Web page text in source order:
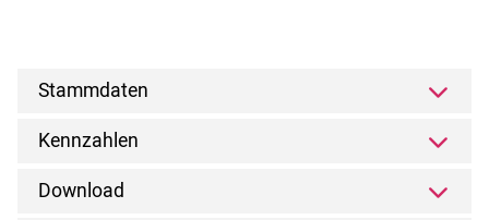
Stammdaten
Kennzahlen
Download